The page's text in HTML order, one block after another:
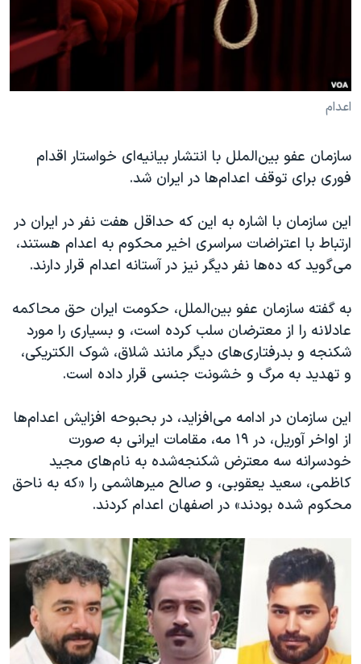
گالری عکس
آرشیو پخش زنده
انتخابات ریاست جمهوری آمریکا ۲۰۲۴
اعتراضات زن، زندگی، آزادی
مجموعه مستندهای دادخواهی
تریبونال مردمی آبان ۹۸
دادگاه حمید نوری
چهل سال گروگان‌گیری
قانون شفافیت دارائی کادر رهبری ایران
اعتراضات مردمی آبان ۹۸
اسرائیل در جنگ
همایش محافظه‌کاران آمریکا «سی‌پک»
صفحه‌های ویژه
سفر پرزیدنت ترامپ به چین
اعدام
سازمان عفو بین‌الملل با انتشار بیانیه‌ای خواستار اقدام
فوری برای توقف اعدام‌ها در ایران شد.
این سازمان با اشاره به این که حداقل هفت نفر در ایران در
ارتباط با اعتراضات سراسری اخیر محکوم به اعدام هستند،
می‌گوید که ده‌ها نفر دیگر نیز در آستانه اعدام قرار دارند.
به گفته سازمان عفو بین‌الملل، حکومت ایران حق محاکمه
عادلانه را از معترضان سلب کرده است، و بسیاری را مورد
شکنجه و بدرفتاری‌های دیگر مانند شلاق، شوک الکتریکی،
و تهدید به مرگ و خشونت جنسی قرار داده‌ است.
این سازمان در ادامه می‌افزاید، در بحبوحه افزایش اعدام‌ها
از اواخر آوریل، در ۱۹ مه، مقامات ایرانی به صورت
خودسرانه سه معترض شکنجه‌شده به نام‌های مجید
کاظمی، سعید یعقوبی، و صالح میرهاشمی را «که به ناحق
محکوم شده بودند» در اصفهان اعدام کردند.